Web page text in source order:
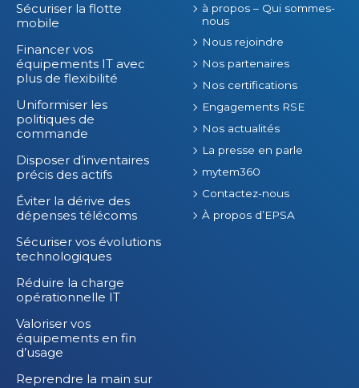
Sécuriser la flotte
mobile
Financer vos
équipements IT avec
plus de flexibilité
Uniformiser les
politiques de
commande
Disposer d’inventaires
précis des actifs
Éviter la dérive des
dépenses télécoms
Sécuriser vos évolutions
technologiques
Réduire la charge
opérationnelle IT
Valoriser vos
équipements en fin
d’usage
Reprendre la main sur
à propos – Qui sommes-
nous
Nous rejoindre
Nos partenaires
Nos certifications
Engagements RSE
Nos actualités
La presse en parle
mytem360
Contactez-nous
À propos d’EPSA